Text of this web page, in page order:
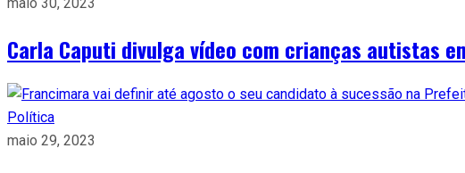
Carla Caputi divulga vídeo com crianças autistas
Política
maio 29, 2023